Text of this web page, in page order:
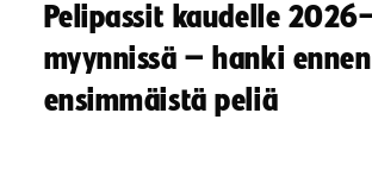
Pelipassit kaudelle
myynnissä – hanki ennen
ensimmäistä peliä